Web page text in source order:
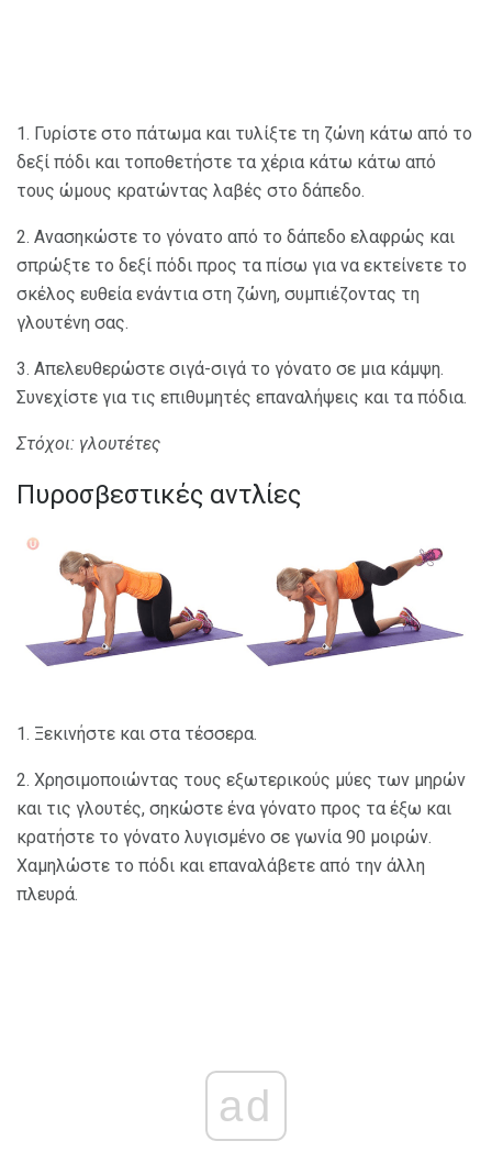
1. Γυρίστε στο πάτωμα και τυλίξτε τη ζώνη κάτω από το
δεξί πόδι και τοποθετήστε τα χέρια κάτω κάτω από
τους ώμους κρατώντας λαβές στο δάπεδο.
2. Ανασηκώστε το γόνατο από το δάπεδο ελαφρώς και
σπρώξτε το δεξί πόδι προς τα πίσω για να εκτείνετε το
σκέλος ευθεία ενάντια στη ζώνη, συμπιέζοντας τη
γλουτένη σας.
3. Απελευθερώστε σιγά-σιγά το γόνατο σε μια κάμψη.
Συνεχίστε για τις επιθυμητές επαναλήψεις και τα πόδια.
Στόχοι: γλουτέτες
Πυροσβεστικές αντλίες
1. Ξεκινήστε και στα τέσσερα.
2. Χρησιμοποιώντας τους εξωτερικούς μύες των μηρών
και τις γλουτές, σηκώστε ένα γόνατο προς τα έξω και
κρατήστε το γόνατο λυγισμένο σε γωνία 90 μοιρών.
Χαμηλώστε το πόδι και επαναλάβετε από την άλλη
πλευρά.
ad